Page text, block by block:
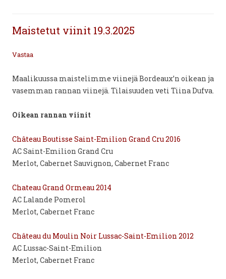
Maistetut viinit 19.3.2025
Vastaa
Maalikuussa maistelimme viinejä Bordeaux’n oikean ja
vasemman rannan viinejä. Tilaisuuden veti Tiina Dufva.
Oikean rannan viinit
Château Boutisse Saint-Emilion Grand Cru 2016
AC Saint-Emilion Grand Cru
Merlot, Cabernet Sauvignon, Cabernet Franc
Chateau Grand Ormeau 2014
AC Lalande Pomerol
Merlot, Cabernet Franc
Château du Moulin Noir Lussac-Saint-Emilion 2012
AC Lussac-Saint-Emilion
Merlot, Cabernet Franc